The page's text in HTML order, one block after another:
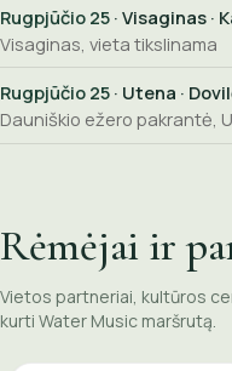
Rugpjūčio 25 · Visaginas ·
Visaginas, vieta tikslinama
Rugpjūčio 25 · Utena ·
Dauniškio ežero pakrantė,
Rėmėjai ir
Vietos partneriai, kultūros
kurti Water Music maršrutą.